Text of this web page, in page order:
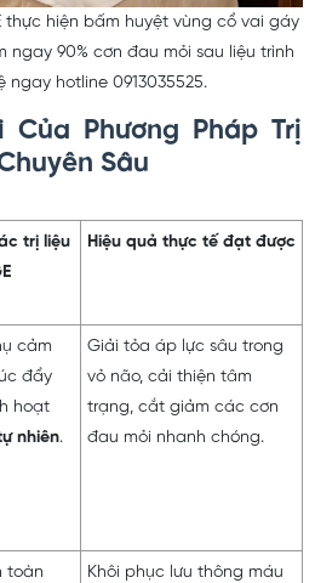
thực hiện bấm huyệt vùng cổ vai gáy
90% cơn đau mỏi sau liệu trình
ngay hotline 0913035525.
Của Phương Pháp Trị
Sâu
trị liệu
Hiệu quả thực tế đạt được
cảm
đẩy
hoạt
nhiên.
Giải tỏa áp lực sâu trong
vỏ não, cải thiện tâm
trạng, cắt giảm các cơn
đau mỏi nhanh chóng.
toàn
Khôi phục lưu thông máu